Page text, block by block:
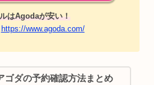
はAgodaが安い！
https://www.agoda.com/
ゴダの予約確認方法まとめ